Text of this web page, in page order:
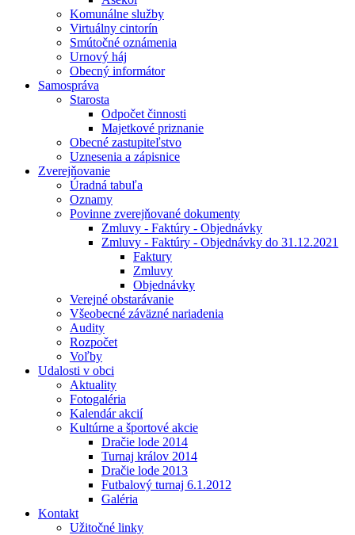
Komunálne služby
Virtuálny cintorín
Smútočné oznámenia
Urnový háj
Obecný informátor
Samospráva
Starosta
Odpočet činnosti
Majetkové priznanie
Obecné zastupiteľstvo
Uznesenia a zápisnice
Zverejňovanie
Úradná tabuľa
Oznamy
Povinne zverejňované dokumenty
Zmluvy - Faktúry - Objednávky
Zmluvy - Faktúry - Objednávky do 31.12.2021
Faktury
Zmluvy
Objednávky
Verejné obstarávanie
Všeobecné záväzné nariadenia
Audity
Rozpočet
Voľby
Udalosti v obci
Aktuality
Fotogaléria
Kalendár akcií
Kultúrne a športové akcie
Dračie lode 2014
Turnaj králov 2014
Dračie lode 2013
Futbalový turnaj 6.1.2012
Galéria
Kontakt
Užitočné linky